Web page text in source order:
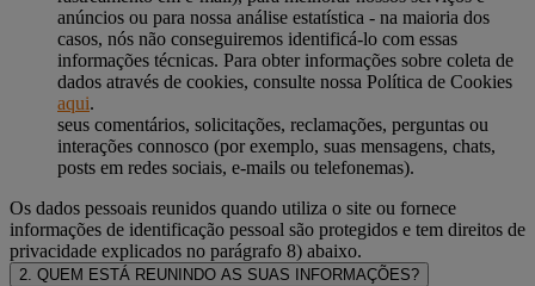
anúncios ou para nossa análise estatística - na maioria dos
casos, nós não conseguiremos identificá-lo com essas
informações técnicas. Para obter informações sobre coleta de
dados através de cookies, consulte nossa Política de Cookies
aqui.
seus comentários, solicitações, reclamações, perguntas ou
interações connosco (por exemplo, suas mensagens, chats,
posts em redes sociais, e-mails ou telefonemas).
Os dados pessoais reunidos quando utiliza o site ou fornece
informações de identificação pessoal são protegidos e tem direitos de
privacidade explicados no parágrafo 8) abaixo.
2. QUEM ESTÁ REUNINDO AS SUAS INFORMAÇÕES?